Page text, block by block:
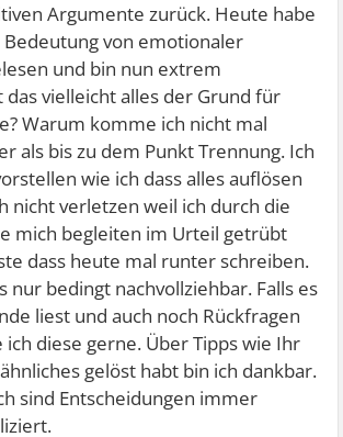
Argumente zurück. Heute habe
von emotionaler
und bin nun extrem
vielleicht alles der Grund für
Warum komme ich nicht mal
als bis zu dem Punkt Trennung. Ich
wie ich dass alles auflösen
nicht verletzen weil ich durch die
mich begleiten im Urteil getrübt
dass heute mal runter schreiben.
nur bedingt nachvollziehbar. Falls es
liest und auch noch Rückfragen
diese gerne. Über Tipps wie Ihr
gelöst habt bin ich dankbar.
sind Entscheidungen immer